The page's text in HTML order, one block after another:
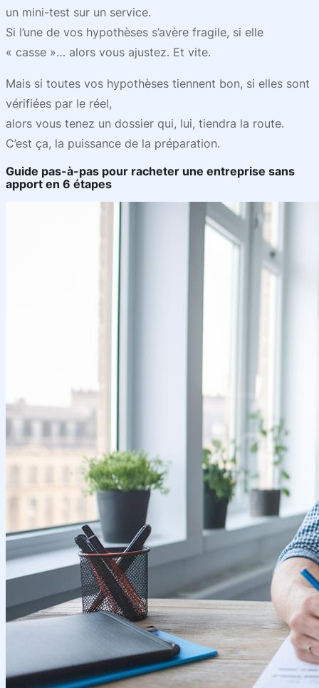
un mini-test sur un service.
Si l’une de vos hypothèses s’avère fragile, si elle
« casse »… alors vous ajustez. Et vite.
Mais si toutes vos hypothèses tiennent bon, si elles sont
vérifiées par le réel,
alors vous tenez un dossier qui, lui, tiendra la route.
C’est ça, la puissance de la préparation.
Guide pas-à-pas pour racheter une entreprise sans
apport en 6 étapes